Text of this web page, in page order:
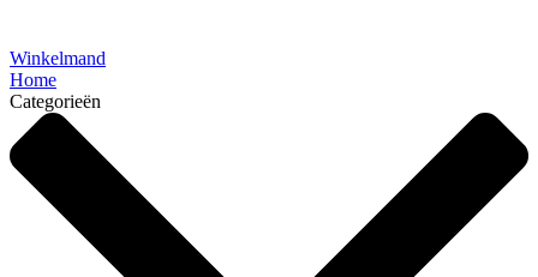
Winkelmand
Home
Categorieën